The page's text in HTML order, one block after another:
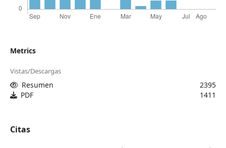
Metrics
Vistas/Descargas
Resumen
2395
PDF
1411
Citas